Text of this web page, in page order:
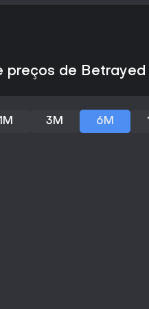
preços de Betrayed
3M 6M